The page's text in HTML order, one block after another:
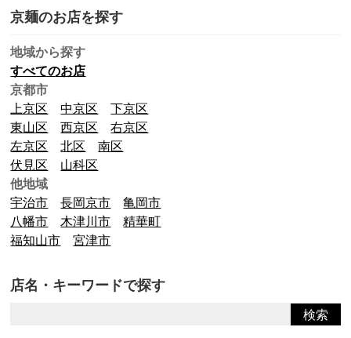
京麺のお店を探す
地域から探す
すべてのお店
京都市
上京区
中京区
下京区
東山区
西京区
右京区
左京区
北区
南区
伏見区
山科区
他地域
宇治市
長岡京市
亀岡市
八幡市
木津川市
精華町
福知山市
宮津市
店名・キーワードで探す